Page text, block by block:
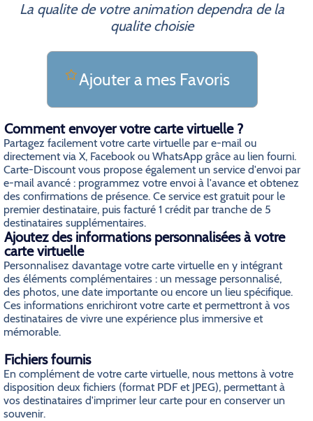
La qualite de votre animation dependra de la
qualite choisie
Ajouter a mes Favoris
Comment envoyer votre carte virtuelle ?
Partagez facilement votre carte virtuelle par e-mail ou
directement via X, Facebook ou WhatsApp grâce au lien fourni.
Carte-Discount vous propose également un service d'envoi par
e-mail avancé : programmez votre envoi à l'avance et obtenez
des confirmations de présence. Ce service est gratuit pour le
premier destinataire, puis facturé 1 crédit par tranche de 5
destinataires supplémentaires.
Ajoutez des informations personnalisées à votre
carte virtuelle
Personnalisez davantage votre carte virtuelle en y intégrant
des éléments complémentaires : un message personnalisé,
des photos, une date importante ou encore un lieu spécifique.
Ces informations enrichiront votre carte et permettront à vos
destinataires de vivre une expérience plus immersive et
mémorable.
Fichiers fournis
En complément de votre carte virtuelle, nous mettons à votre
disposition deux fichiers (format PDF et JPEG), permettant à
vos destinataires d'imprimer leur carte pour en conserver un
souvenir.